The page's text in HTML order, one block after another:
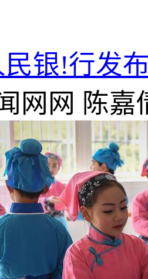
民银!行发
网网 陈嘉